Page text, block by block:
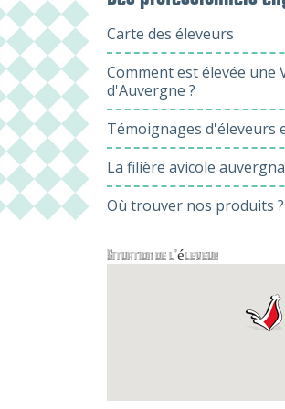
Carte des éleveurs
Comment est élevée une
d'Auvergne ?
Témoignages d'éleveurs
La filière avicole
Où trouver nos produits ?
Situation de l'éleveur